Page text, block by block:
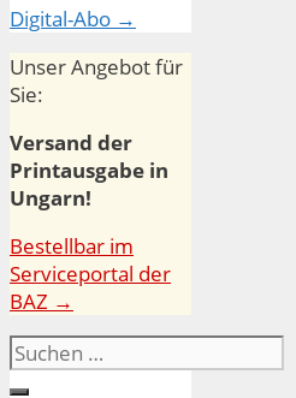
Digital-Abo →
Unser Angebot für
Sie:
Versand der
Printausgabe in
Ungarn!
Bestellbar im
Serviceportal der
BAZ →
Suchen
nach: